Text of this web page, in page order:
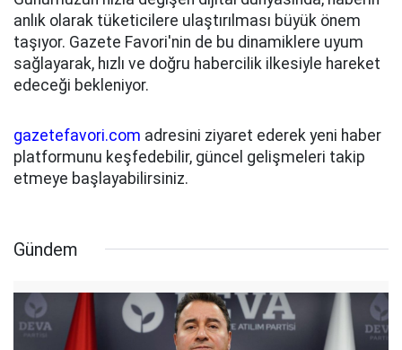
anlık olarak tüketicilere ulaştırılması büyük önem
taşıyor. Gazete Favori'nin de bu dinamiklere uyum
sağlayarak, hızlı ve doğru habercilik ilkesiyle hareket
edeceği bekleniyor.
gazetefavori.com adresini ziyaret ederek yeni haber
platformunu keşfedebilir, güncel gelişmeleri takip
etmeye başlayabilirsiniz.
Gündem